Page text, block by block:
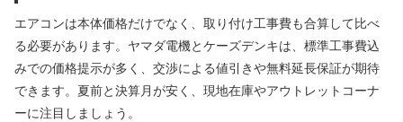
エアコンは本体価格だけでなく、取り付け工事費も合算して比べ
る必要があります。ヤマダ電機とケーズデンキは、標準工事費込
みでの価格提示が多く、交渉による値引きや無料延長保証が期待
できます。夏前と決算月が安く、現地在庫やアウトレットコーナ
ーに注目しましょう。